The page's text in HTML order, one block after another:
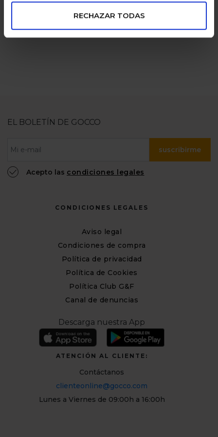
RECHAZAR TODAS
pagos seguros
familias
numerosas
EL BOLETÍN DE GOCCO
suscribirme
Acepto las condiciones legales
CONDICIONES LEGALES
Aviso legal
Condiciones de compra
Política de privacidad
Política de Cookies
Política Club G&F
Canal de denuncias
Descarga nuestra App
ATENCIÓN AL CLIENTE:
Contáctanos
clienteonline@gocco.com
Lunes a Viernes de 09:00h a 16:00h